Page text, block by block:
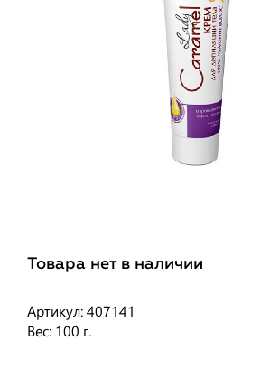
Артикул: 407141
Вес: 100 г.
Товара нет в наличии